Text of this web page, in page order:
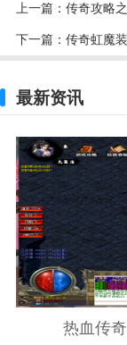
上一篇： 传奇攻略
下一篇： 传奇虹魔
最新资讯
热血传